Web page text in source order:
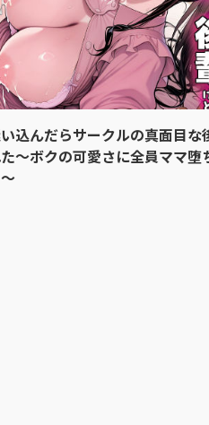
込んだらサークルの真面目な
〜ボクの可愛さに全員ママ堕